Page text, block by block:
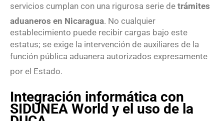
servicios cumplan con una rigurosa serie de trámites
aduaneros en Nicaragua. No cualquier
establecimiento puede recibir cargas bajo este
estatus; se exige la intervención de auxiliares de la
función pública aduanera autorizados expresamente
por el Estado.
Integración informática con
SIDUNEA World y el uso de la